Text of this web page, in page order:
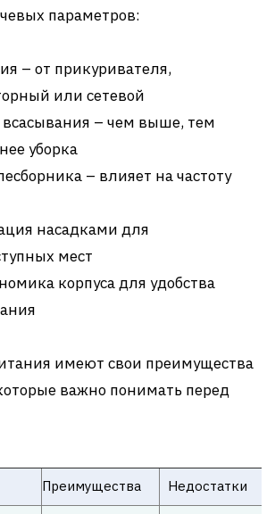
параметров:
– от прикуривателя,
или сетевой
– чем выше, тем
уборка
– влияет на частоту
насадками для
мест
корпуса для удобства
имеют свои преимущества
важно понимать перед
Преимущества Недостатки